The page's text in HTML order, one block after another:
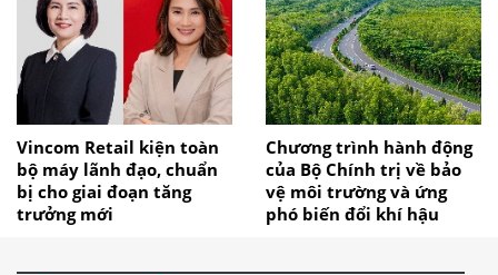
Vincom Retail kiện toàn
bộ máy lãnh đạo, chuẩn
bị cho giai đoạn tăng
trưởng mới
Chương trình hành động
của Bộ Chính trị về bảo
vệ môi trường và ứng
phó biến đổi khí hậu